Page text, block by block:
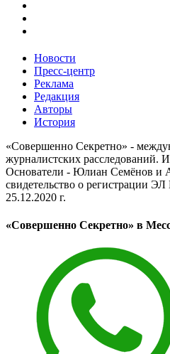
Новости
Пресс-центр
Реклама
Редакция
Авторы
История
«Совершенно Секретно» -
журналистских расследований.
Основатели - Юлиан Семёнов и
свидетельство о регистрации
25.12.2020 г.
«Совершенно Секретно» в